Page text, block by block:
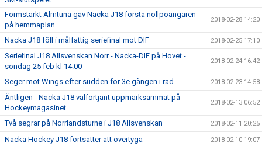
Formstarkt Almtuna gav Nacka J18 första nollpoängaren
på hemmaplan
2018-02-28 14:20
Nacka J18 föll i målfattig seriefinal mot DIF 2018-02-25 17:10
Seriefinal J18 Allsvenskan Norr - Nacka-DIF på Hovet -
söndag 25 feb kl 14.00
2018-02-24 16:42
Seger mot Wings efter sudden för 3e gången i rad 2018-02-23 14:58
Äntligen - Nacka J18 välförtjänt uppmärksammat på
Hockeymagasinet
2018-02-13 06:52
Två segrar på Norrlandsturne i J18 Allsvenskan 2018-02-11 20:25
Nacka Hockey J18 fortsätter att övertyga 2018-02-10 19:07